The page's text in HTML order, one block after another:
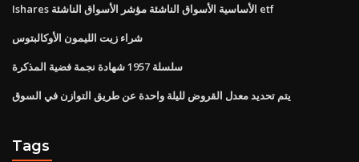
Ishares الأساسية الأسواق الناشئة مؤشر الأسواق الناشئة etf
شراء زيت الليمون الأوكالبتوس
سلسلة 1957 شهادة نجمة فضية المذكرة
يتم تحديد معدل القروض لليلة واحدة عن طريق التوازن في السوق
Tags